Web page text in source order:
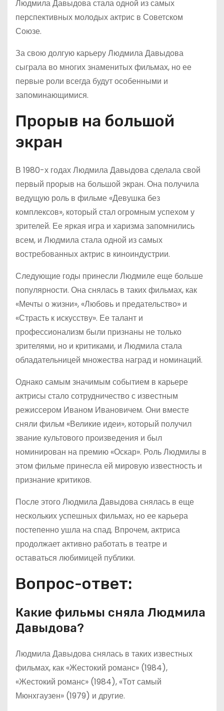
Людмила Давыдова стала одной из самых
перспективных молодых актрис в Советском
Союзе.
За свою долгую карьеру Людмила Давыдова
сыграла во многих знаменитых фильмах, но ее
первые роли всегда будут особенными и
запоминающимися.
Прорыв на большой
экран
В 1980-х годах Людмила Давыдова сделала свой
первый прорыв на большой экран. Она получила
ведущую роль в фильме «Девушка без
комплексов», который стал огромным успехом у
зрителей. Ее яркая игра и харизма запомнились
всем, и Людмила стала одной из самых
востребованных актрис в киноиндустрии.
Следующие годы принесли Людмиле еще больше
популярности. Она снялась в таких фильмах, как
«Мечты о жизни», «Любовь и предательство» и
«Страсть к искусству». Ее талант и
профессионализм были признаны не только
зрителями, но и критиками, и Людмила стала
обладательницей множества наград и номинаций.
Однако самым значимым событием в карьере
актрисы стало сотрудничество с известным
режиссером Иваном Ивановичем. Они вместе
сняли фильм «Великие идеи», который получил
звание культового произведения и был
номинирован на премию «Оскар». Роль Людмилы в
этом фильме принесла ей мировую известность и
признание критиков.
После этого Людмила Давыдова снялась в еще
нескольких успешных фильмах, но ее карьера
постепенно ушла на спад. Впрочем, актриса
продолжает активно работать в театре и
оставаться любимицей публики.
Вопрос-ответ:
Какие фильмы сняла Людмила
Давыдова?
Людмила Давыдова снялась в таких известных
фильмах, как «Жестокий романс» (1984),
«Жестокий романс» (1984), «Тот самый
Мюнхгаузен» (1979) и другие.